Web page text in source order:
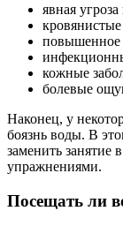
явная
повышенное
кожные
болевые
Наконец, у
боязнь воды. В
заменить занятие
упражнениями.
Посещать ли